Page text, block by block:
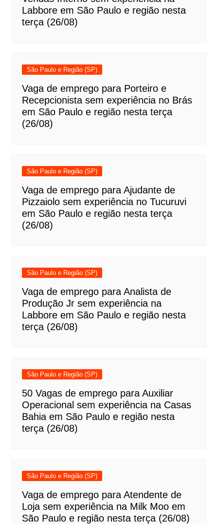
Labbore em São Paulo e região nesta
terça (26/08)
São Paulo e Região (SP)
Vaga de emprego para Porteiro e
Recepcionista sem experiência no Brás
em São Paulo e região nesta terça
(26/08)
São Paulo e Região (SP)
Vaga de emprego para Ajudante de
Pizzaiolo sem experiência no Tucuruvi
em São Paulo e região nesta terça
(26/08)
São Paulo e Região (SP)
Vaga de emprego para Analista de
Produção Jr sem experiência na
Labbore em São Paulo e região nesta
terça (26/08)
São Paulo e Região (SP)
50 Vagas de emprego para Auxiliar
Operacional sem experiência na Casas
Bahia em São Paulo e região nesta
terça (26/08)
São Paulo e Região (SP)
Vaga de emprego para Atendente de
Loja sem experiência na Milk Moo em
São Paulo e região nesta terça (26/08)